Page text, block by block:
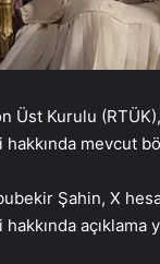
Üst Kurulu
hakkında mevcut
Şahin, X
açıklama